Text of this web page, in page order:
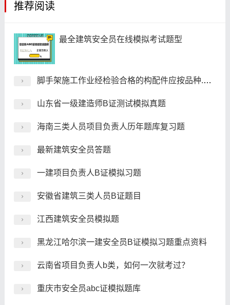
推荐阅读
最全建筑安全员在线模拟考试题型
脚手架施工作业经检验合格的构配件应按品种.规格分类，堆放整齐.平稳，堆放场地不得有积水(必会题)
山东省一级建造师B证测试模拟真题
海南三类人员项目负责人历年题库复习题
最新建筑安全员答题
一建项目负责人B证模拟习题
安徽省建筑三类人员B证题目
江西建筑安全员模拟题
黑龙江哈尔滨一建安全员B证模拟习题重点资料
云南省项目负责人b类，如何一次就考过？
重庆市安全员abc证模拟题库